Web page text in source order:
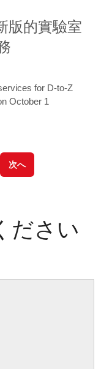
版的實驗室
for D-to-Z
October 1
次へ
ださい